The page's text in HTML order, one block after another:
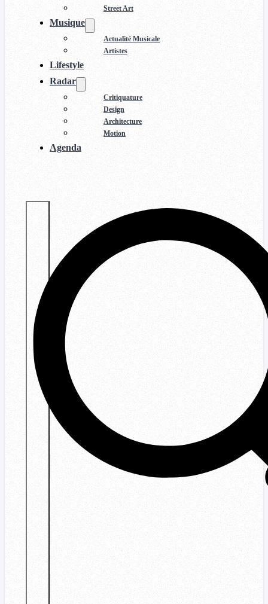
Street Art
Musique
Actualité Musicale
Artistes
Lifestyle
Radar
Critiquature
Design
Architecture
Motion
Agenda